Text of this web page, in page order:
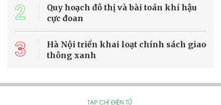
2
Quy hoạch đô thị và bài toán khí hậu
cực đoan
3
Hà Nội triển khai loạt chính sách giao
thông xanh